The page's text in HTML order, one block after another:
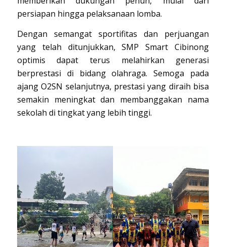
persiapan hingga pelaksanaan lomba.
Dengan semangat sportifitas dan perjuangan
yang telah ditunjukkan, SMP Smart Cibinong
optimis dapat terus melahirkan generasi
berprestasi di bidang olahraga. Semoga pada
ajang O2SN selanjutnya, prestasi yang diraih bisa
semakin meningkat dan membanggakan nama
sekolah di tingkat yang lebih tinggi.